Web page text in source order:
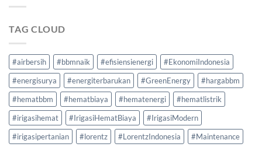
TAG CLOUD
#airbersih #bbmnaik #efisiensienergi
#EkonomiIndonesia
#energisurya
#energiterbarukan #GreenEnergy
#hargabbm
#hematbbm
#hematbiaya #hematenergi
#hematlistrik
#irigasihemat
#IrigasiHematBiaya
#IrigasiModern
#irigasipertanian
#lorentz #LorentzIndonesia
#Maintenance